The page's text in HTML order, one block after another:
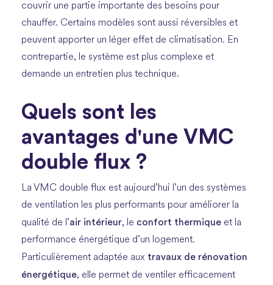
couvrir une partie importante des besoins pour
chauffer. Certains modèles sont aussi réversibles et
peuvent apporter un léger effet de climatisation. En
contrepartie, le système est plus complexe et
demande un entretien plus technique.
Quels sont les
avantages d'une VMC
double flux ?
La VMC double flux est aujourd’hui l’un des systèmes
de ventilation les plus performants pour améliorer la
qualité de l’air intérieur, le confort thermique et la
performance énergétique d’un logement.
Particulièrement adaptée aux travaux de rénovation
énergétique, elle permet de ventiler efficacement